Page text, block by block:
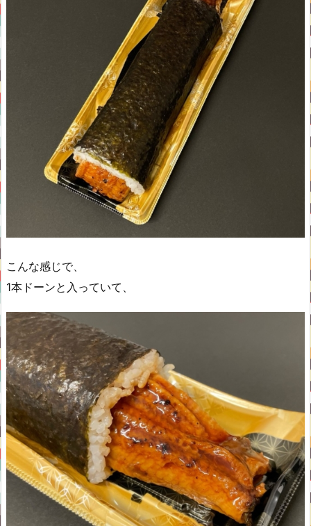
こんな感じで、
1本ドーンと入っていて、